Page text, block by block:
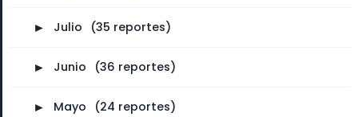
► Julio (35 reportes)
► Junio (36 reportes)
► Mayo (24 reportes)